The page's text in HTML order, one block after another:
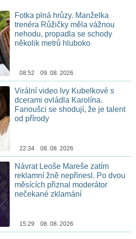
Fotka plná hrůzy. Manželka
trenéra Růžičky měla vážnou
nehodu, propadla se schody
několik metrů hluboko
08:52 09. 08. 2026
Virální video Ivy Kubelkové s
dcerami ovládla Karolína.
Fanoušci se shodují, že je talent
od přírody
22:34 08. 08. 2026
Návrat Leoše Mareše zatím
reklamní žně nepřinesl. Po dvou
měsících přiznal moderátor
nečekané zklamání
15:29 08. 08. 2026